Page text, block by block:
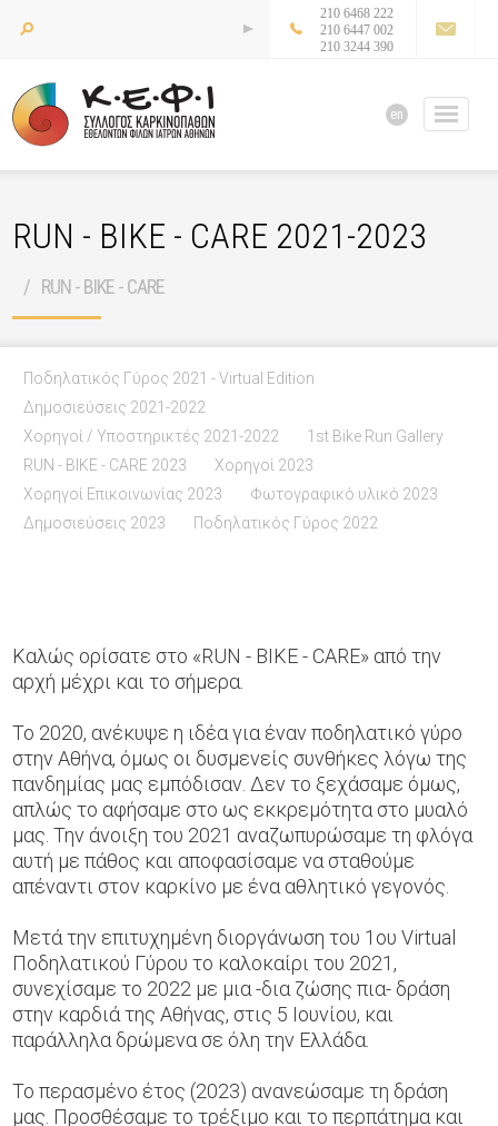
210 6468 222
210 6447 002
210 3244 390
en
RUN - BIKE - CARE 2021-2023
RUN - BIKE - CARE
Ποδηλατικός Γύρος 2021 - Virtual Edition
Δημοσιεύσεις 2021-2022
Χορηγοί / Υποστηρικτές 2021-2022
1st Bike Run Gallery
RUN - BIKE - CARE 2023
Χορηγοί 2023
Χορηγοί Επικοινωνίας 2023
Φωτογραφικό υλικό 2023
Δημοσιεύσεις 2023
Ποδηλατικός Γύρος 2022
Καλώς ορίσατε στο «RUN - BIKE - CARE» από την
αρχή μέχρι και το σήμερα.
Το 2020, ανέκυψε η ιδέα για έναν ποδηλατικό γύρο
στην Αθήνα, όμως οι δυσμενείς συνθήκες λόγω της
πανδημίας μας εμπόδισαν. Δεν το ξεχάσαμε όμως,
απλώς το αφήσαμε στο ως εκκρεμότητα στο μυαλό
μας. Την άνοιξη του 2021 αναζωπυρώσαμε τη φλόγα
αυτή με πάθος και αποφασίσαμε να σταθούμε
απέναντι στον καρκίνο με ένα αθλητικό γεγονός.
Μετά την επιτυχημένη διοργάνωση του 1ου Virtual
Ποδηλατικού Γύρου το καλοκαίρι του 2021,
συνεχίσαμε το 2022 με μια -δια ζώσης πια- δράση
στην καρδιά της Αθήνας, στις 5 Ιουνίου, και
παράλληλα δρώμενα σε όλη την Ελλάδα.
Το περασμένο έτος (2023) ανανεώσαμε τη δράση
μας. Προσθέσαμε το τρέξιμο και το περπάτημα και